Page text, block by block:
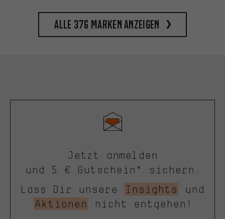
Alle 376 Marken anzeigen
Jetzt anmelden
und 5 € Gutschein* sichern.
Lass Dir unsere
Insights
und
Aktionen
nicht entgehen!